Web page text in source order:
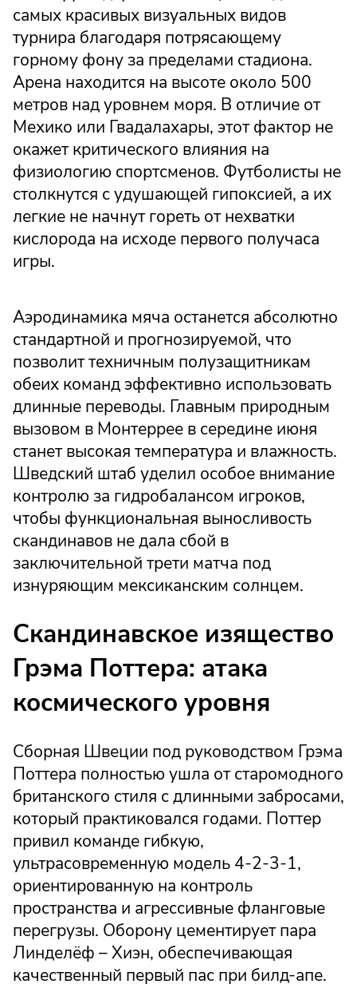
самых красивых визуальных видов
турнира благодаря потрясающему
горному фону за пределами стадиона.
Арена находится на высоте около 500
метров над уровнем моря. В отличие от
Мехико или Гвадалахары, этот фактор не
окажет критического влияния на
физиологию спортсменов. Футболисты не
столкнутся с удушающей гипоксией, а их
легкие не начнут гореть от нехватки
кислорода на исходе первого получаса
игры.
Аэродинамика мяча останется абсолютно
стандартной и прогнозируемой, что
позволит техничным полузащитникам
обеих команд эффективно использовать
длинные переводы. Главным природным
вызовом в Монтеррее в середине июня
станет высокая температура и влажность.
Шведский штаб уделил особое внимание
контролю за гидробалансом игроков,
чтобы функциональная выносливость
скандинавов не дала сбой в
заключительной трети матча под
изнуряющим мексиканским солнцем.
Скандинавское изящество
Грэма Поттера: атака
космического уровня
Сборная Швеции под руководством Грэма
Поттера полностью ушла от старомодного
британского стиля с длинными забросами,
который практиковался годами. Поттер
привил команде гибкую,
ультрасовременную модель 4-2-3-1,
ориентированную на контроль
пространства и агрессивные фланговые
перегрузы. Оборону цементирует пара
Линделёф – Хиэн, обеспечивающая
качественный первый пас при билд-апе.